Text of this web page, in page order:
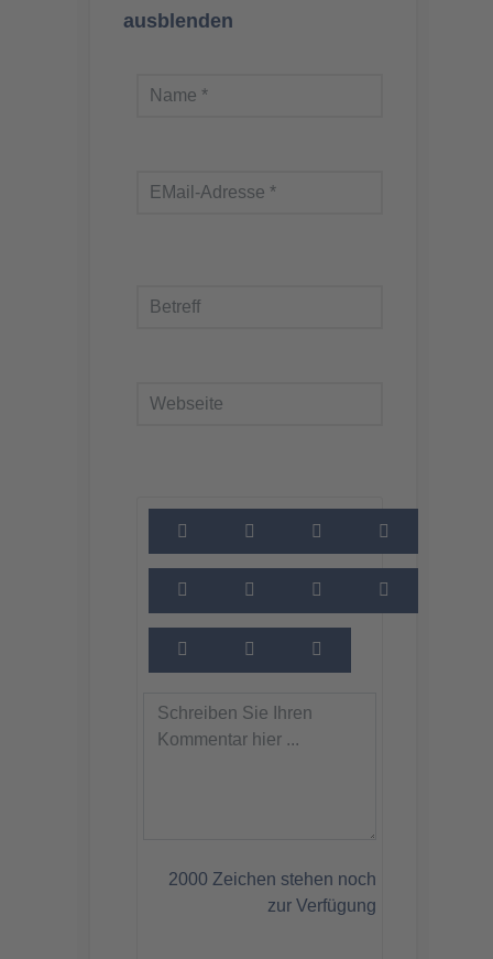
ausblenden
2000 Zeichen stehen noch
zur Verfügung